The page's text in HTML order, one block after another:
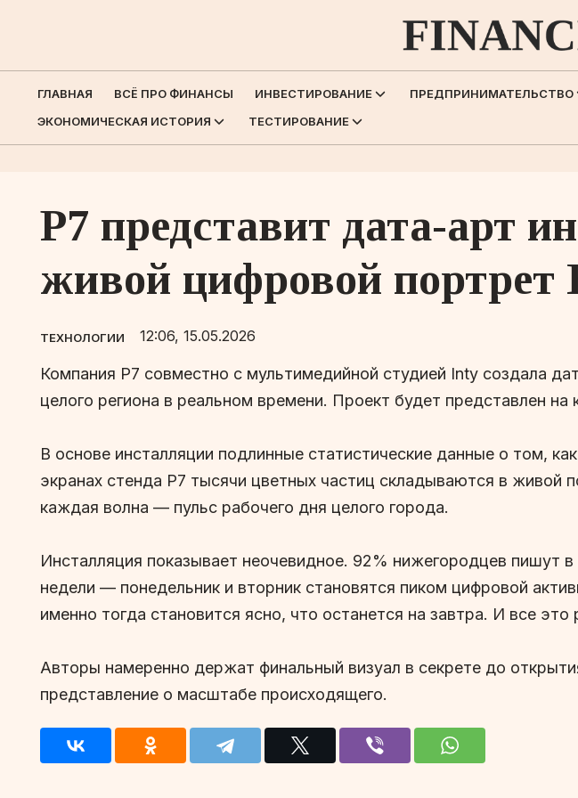
ГЛАВНАЯ ВСЁ ПРО ФИНАНСЫ ИНВЕСТИРОВАНИЕ ПРЕДПРИНИМАТЕЛЬСТВО
ЭКОНОМИЧЕСКАЯ ИСТОРИЯ
ТЕСТИРОВАНИЕ
Р7 представит дата-арт
живой цифровой портрет
ТЕХНОЛОГИИ 12:06, 15.05.2026
Компания Р7 совместно с мультимедийной студией Inty создала
целого региона в реальном времени. Проект будет представлен
В основе инсталляции подлинные статистические данные о том,
экранах стенда Р7 тысячи цветных частиц складываются в
каждая волна — пульс рабочего дня целого города.
Инсталляция показывает неочевидное. 92% нижегородцев пишут
недели — понедельник и вторник становятся пиком цифровой
именно тогда становится ясно, что останется на завтра. И все
Авторы намеренно держат финальный визуал в секрете до
представление о масштабе происходящего.